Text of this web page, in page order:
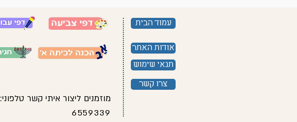
מוזמנים ליצור איתי קשר טלפוני:
6559339
עמוד הבית
אודות האתר
תנאי שימוש
צרו קשר